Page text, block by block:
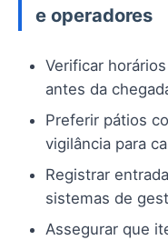
e operadores
Verificar
antes da
Preferir pátios
vigilância para
Registrar
sistemas de
Assegurar que